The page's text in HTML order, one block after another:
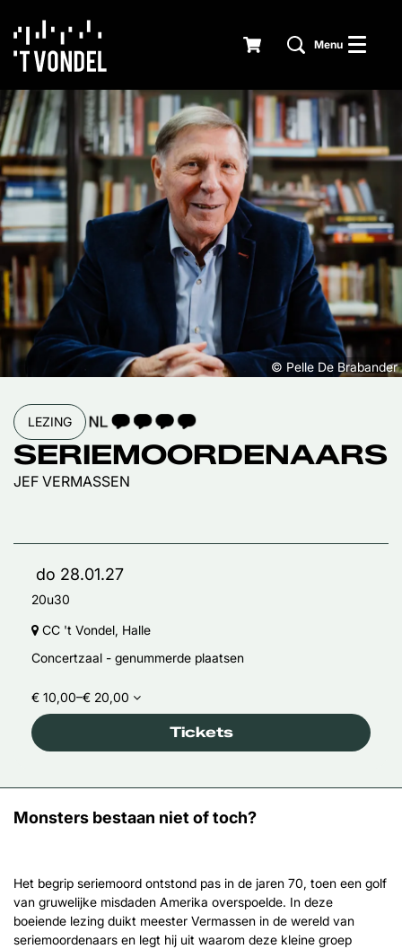
Menu
© Pelle De Brabander
LEZING TAALICOON 4
SERIEMOORDENAARS
JEF VERMASSEN
do 28.01.27
20u30
CC 't Vondel, Halle
Concertzaal - genummerde plaatsen
€ 10,00–€ 20,00
Tickets
Monsters bestaan niet of toch?
Het begrip seriemoord ontstond pas in de jaren 70, toen een golf
van gruwelijke misdaden Amerika overspoelde. In deze
boeiende lezing duikt meester Vermassen in de wereld van
seriemoordenaars en legt hij uit waarom deze kleine groep